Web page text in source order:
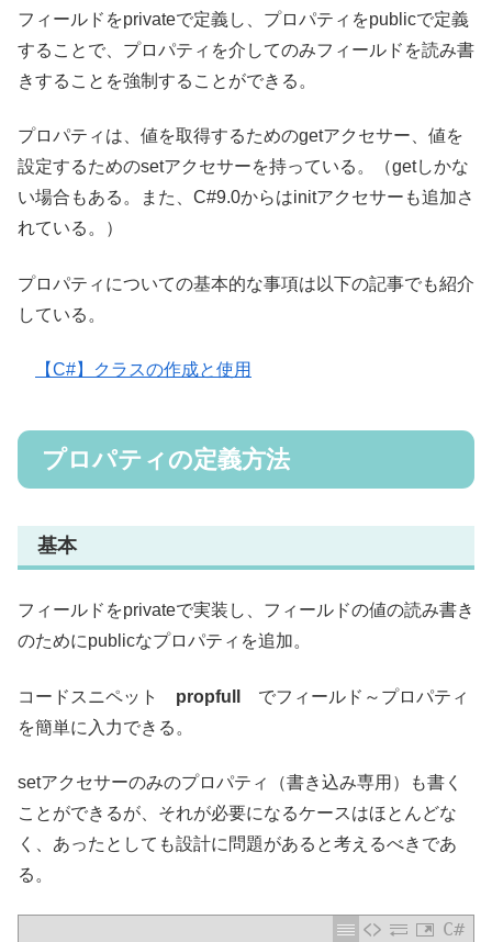
フィールドをprivateで定義し、プロパティをpublicで定義
することで、プロパティを介してのみフィールドを読み書
きすることを強制することができる。
プロパティは、値を取得するためのgetアクセサー、値を
設定するためのsetアクセサーを持っている。（getしかな
い場合もある。また、C#9.0からはinitアクセサーも追加さ
れている。）
プロパティについての基本的な事項は以下の記事でも紹介
している。
【C#】クラスの作成と使用
プロパティの定義方法
基本
フィールドをprivateで実装し、フィールドの値の読み書き
のためにpublicなプロパティを追加。
コードスニペット propfull
でフィールド～プロパティ
を簡単に入力できる。
setアクセサーのみのプロパティ（書き込み専用）も書く
ことができるが、それが必要になるケースはほとんどな
く、あったとしても設計に問題があると考えるべきであ
る。
C#